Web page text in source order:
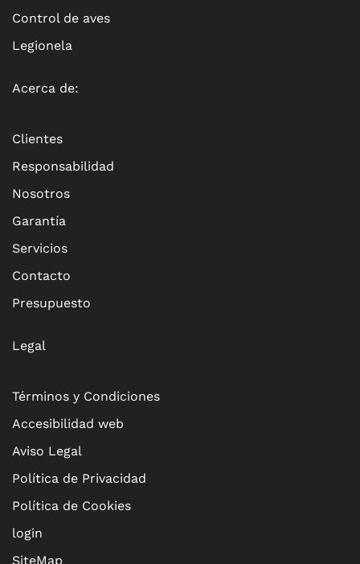
Control de aves
Legionela
Acerca de:
Clientes
Responsabilidad
Nosotros
Garantía
Servicios
Contacto
Presupuesto
Legal
Términos y Condiciones
Accesibilidad web
Aviso Legal
Política de Privacidad
Política de Cookies
login
SiteMap